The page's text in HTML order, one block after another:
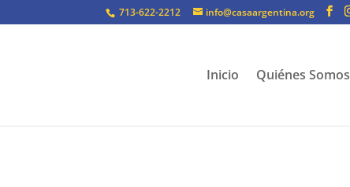
713-622-2212 info@casaargentina.org
Inicio Quiénes Somos